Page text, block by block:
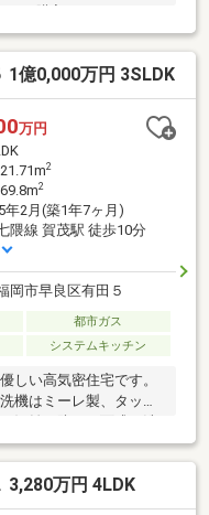
宅ローンに組込でき
他にローン返済中」等
さい。【ハウスフリー
なく、デメリットもご
しからアフターフォロ
ービス採用♪お客様の手
いさせて頂きます。
1億0,000万円 3SLDK
万円
2
2
年2月(築1年7ヶ月)
隈線 賀茂駅 徒歩10分
岡市早良区有田５
都市ガス
システムキッチン
しい高気密住宅です。
機はミーレ製、タッチ
混雑を防ぐ二面式の洗
充実◎さらにガス乾燥
ー洗浄機能など暮らし
防犯面はＳＥＣＯＭ警
3,280万円 4LDK